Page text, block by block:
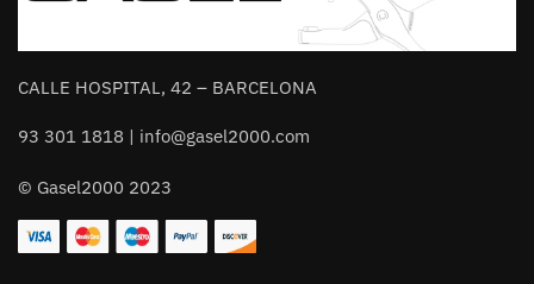
CALLE HOSPITAL, 42 – BARCELONA
93 301 1818 | info@gasel2000.com
© Gasel2000 2023